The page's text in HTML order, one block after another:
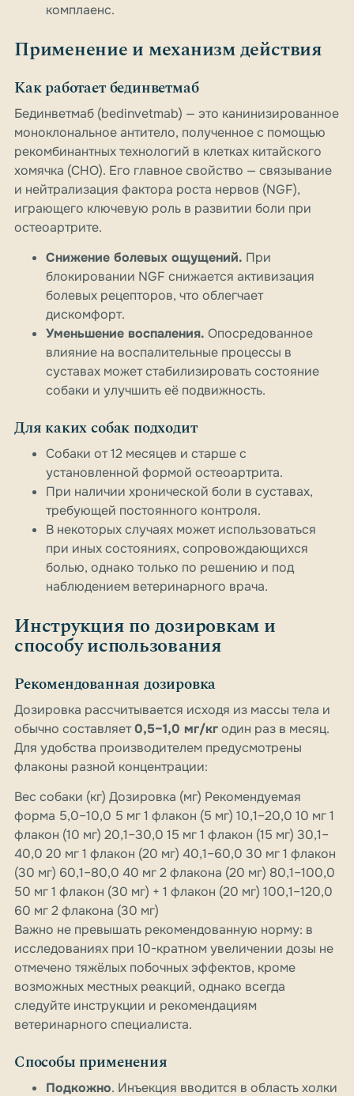
комплаенс.
Применение и механизм действия
Как работает бединветмаб
Бединветмаб (bedinvetmab) — это канинизированное
моноклональное антитело, полученное с помощью
рекомбинантных технологий в клетках китайского
хомячка (CHO). Его главное свойство — связывание
и нейтрализация фактора роста нервов (NGF),
играющего ключевую роль в развитии боли при
остеоартрите.
Снижение болевых ощущений. При
блокировании NGF снижается активизация
болевых рецепторов, что облегчает
дискомфорт.
Уменьшение воспаления. Опосредованное
влияние на воспалительные процессы в
суставах может стабилизировать состояние
собаки и улучшить её подвижность.
Для каких собак подходит
Собаки от 12 месяцев и старше с
установленной формой остеоартрита.
При наличии хронической боли в суставах,
требующей постоянного контроля.
В некоторых случаях может использоваться
при иных состояниях, сопровождающихся
болью, однако только по решению и под
наблюдением ветеринарного врача.
Инструкция по дозировкам и
способу использования
Рекомендованная дозировка
Дозировка рассчитывается исходя из массы тела и
обычно составляет0,5–1,0 мг/кгодин раз в месяц.
Для удобства производителем предусмотрены
флаконы разной концентрации:
Вес собаки (кг) Дозировка (мг) Рекомендуемая
форма 5,0–10,0 5 мг 1 флакон (5 мг) 10,1–20,0 10 мг 1
флакон (10 мг) 20,1–30,0 15 мг 1 флакон (15 мг) 30,1–
40,0 20 мг 1 флакон (20 мг) 40,1–60,0 30 мг 1 флакон
(30 мг) 60,1–80,0 40 мг 2 флакона (20 мг) 80,1–100,0
50 мг 1 флакон (30 мг) + 1 флакон (20 мг) 100,1–120,0
60 мг 2 флакона (30 мг)
Важно не превышать рекомендованную норму: в
исследованиях при 10-кратном увеличении дозы не
отмечено тяжёлых побочных эффектов, кроме
возможных местных реакций, однако всегда
следуйте инструкции и рекомендациям
ветеринарного специалиста.
Способы применения
Подкожно. Инъекция вводится в область холки